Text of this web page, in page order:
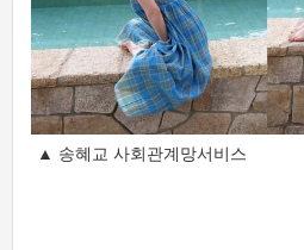
▲ 송혜교 사회관계망서비스